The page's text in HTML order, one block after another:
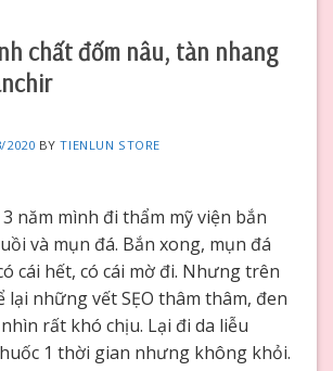
chất đốm nâu, tàn nhang
2020 BYTIENLUN STORE
năm mình đi thẩm mỹ viện bắn
và mụn đá. Bắn xong, mụn đá
cái hết, có cái mờ đi. Nhưng trên
lại những vết SẸO thâm thâm, đen
rất khó chịu. Lại đi da liễu
1 thời gian nhưng không khỏi.